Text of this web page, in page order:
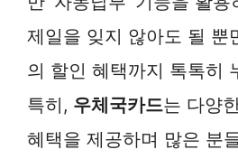
제일을 잊지 않아도 될 뿐
의 할인 혜택까지 톡톡히
특히, 우체국카드는 다양
혜택을 제공하며 많은 분